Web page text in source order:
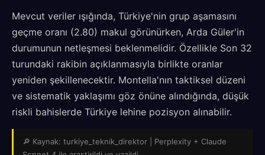
Mevcut veriler ışığında, Türkiye'nin grup aşamasını
geçme oranı (2.80) makul görünürken, Arda Güler'in
durumunun netleşmesi beklenmelidir. Özellikle Son 32
turundaki rakibin açıklanmasıyla birlikte oranlar
yeniden şekillenecektir. Montella'nın taktiksel düzeni
ve sistematik yaklaşımı göz önüne alındığında, düşük
riskli bahislerde Türkiye lehine pozisyon alınabilir.
🔎 Kaynak: turkiye_teknik_direktor | Perplexity + Claude